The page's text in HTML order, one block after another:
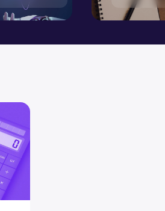
quarta-feira sobre financiamento